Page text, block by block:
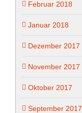
Februar 2018
Januar 2018
Dezember 2017
November 2017
Oktober 2017
September 2017